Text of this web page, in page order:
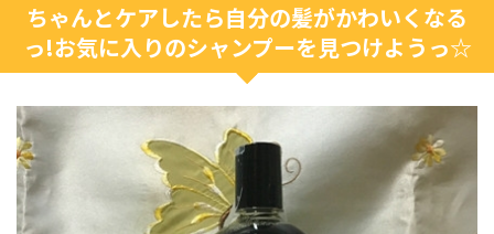
ちゃんとケアしたら自分の髪がかわいくなる
っ!お気に入りのシャンプーを見つけようっ☆